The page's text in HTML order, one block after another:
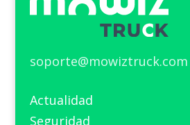
soporte@mowiztruck.com
Actualidad
Seguridad